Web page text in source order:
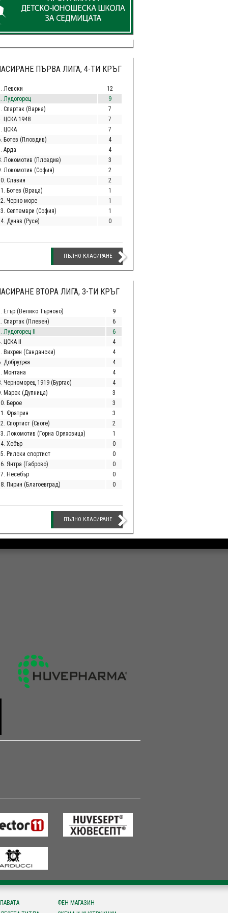
ПЪРВА ЛИГА, 4-ТИ КРЪГ
Левски
12
Лудогорец
9
Спартак (Варна)
7
ЦСКА 1948
7
ЦСКА
7
Ботев (Пловдив)
4
Арда
4
Локомотив (Пловдив)
3
Локомотив (София)
2
Славия
2
Ботев (Враца)
1
Черно море
1
Септември (София)
1
Дунав (Русе)
0
ПЪЛНО КЛАСИРАНЕ
ВТОРА ЛИГА, 3-ТИ КРЪГ
Етър (Велико Търново)
9
Спартак (Плевен)
6
Лудогорец II
6
ЦСКА II
4
Вихрен (Сандански)
4
Добруджа
4
Монтана
4
Черноморец 1919 (Бургас)
4
Марек (Дупница)
3
Берое
3
Фратрия
3
Спортист (Своге)
2
Локомотив (Горна Оряховица)
1
Хебър
0
Рилски спортист
0
Янтра (Габрово)
0
Несебър
0
Пирин (Благоевград)
0
ПЪЛНО КЛАСИРАНЕ
ФЕН МАГАЗИН